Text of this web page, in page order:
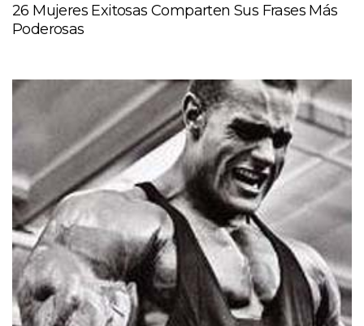
26 Mujeres Exitosas Comparten Sus Frases Más
Poderosas